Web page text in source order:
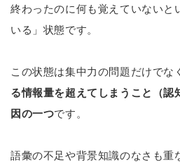
終わったのに何も覚えていないと
いる」状態です。
この状態は集中力の問題だけでな
る情報量を超えてしまうこと（認
因の一つです。
語彙の不足や背景知識のなさも重